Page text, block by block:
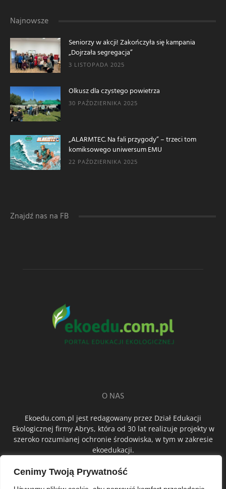
Cenimy Twoją Prywatność
Najnowsze
Seniorzy w akcji! Zakończyła się kampania
„Dojrzała segregacja”
3 LISTOPADA 2025
Olkusz dla czystego powietrza
30 PAŹDZIERNIKA 2025
„ALARMTEC. Na fali przygody” – trzeci tom
komiksowego uniwersum EMU
22 PAŹDZIERNIKA 2025
Znajdź nas na FB
O NAS
Ekoedu.com.pl jest redagowany przez Dział Edukacji
Ekologicznej firmy Abrys, która od 30 lat realizuje projekty w
szeroko rozumianej ochronie środowiska, w tym w zakresie
ekoedukacji.